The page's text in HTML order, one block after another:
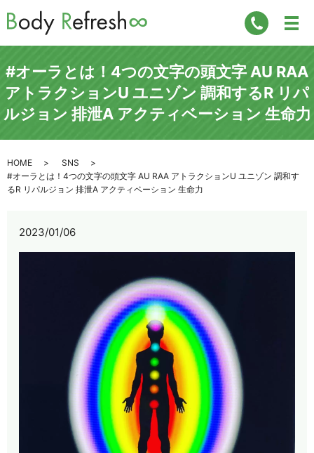
#オーラとは！4つの文字の頭文字 AU RAA
アトラクションU ユニゾン 調和するR リパ
ルジョン 排泄A アクティベーション 生命力
HOME
SNS
#オーラとは！4つの文字の頭文字 AU RAA アトラクションU ユニゾン 調和す
るR リパルジョン 排泄A アクティベーション 生命力
2023/01/06